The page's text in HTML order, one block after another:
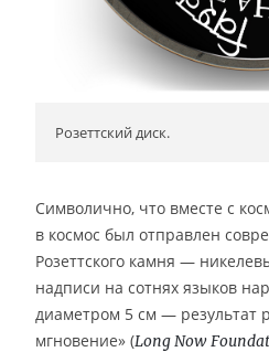
Розеттский диск.
Символично, что вместе с
в космос был отправлен
Розеттского камня —
надписи на сотнях языков
диаметром 5 см — результат
мгновение» (Long Now